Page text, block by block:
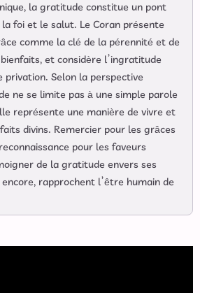
la gratitude constitue un pont
foi et le salut. Le Coran présente
comme la clé de la pérennité et de
et considère l’ingratitude
privation. Selon la perspective
ne se limite pas à une simple parole
représente une manière de vivre et
divins. Remercier pour les grâces
pour les faveurs
de la gratitude envers ses
rapprochent l’être humain de